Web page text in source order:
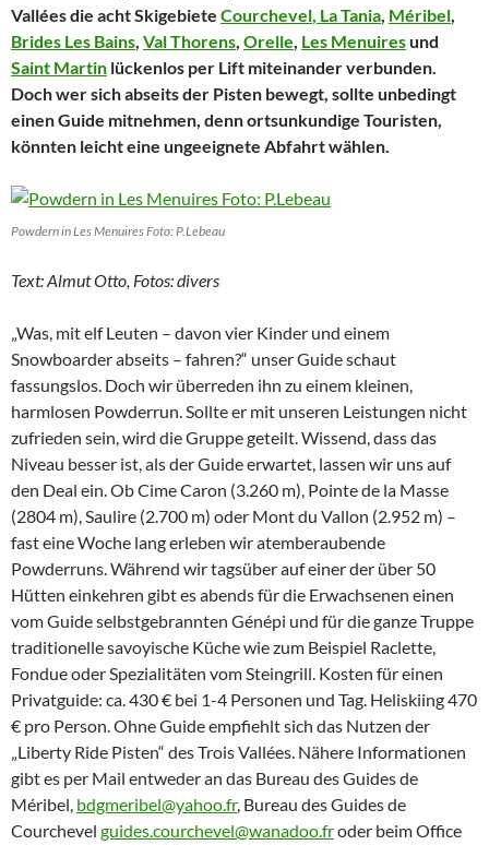
Vallées die acht Skigebiete Courchevel, La Tania, Méribel,
Brides Les Bains, Val Thorens, Orelle, Les Menuiresund
Saint Martin lückenlos per Lift miteinander verbunden.
Doch wer sich abseits der Pisten bewegt, sollte unbedingt
einen Guide mitnehmen, denn ortsunkundige Touristen,
könnten leicht eine ungeeignete Abfahrt wählen.
Powdern in Les Menuires Foto: P.Lebeau
Text: Almut Otto, Fotos: divers
„Was, mit elf Leuten – davon vier Kinder und einem
Snowboarder abseits – fahren?“ unser Guide schaut
fassungslos. Doch wir überreden ihn zu einem kleinen,
harmlosen Powderrun. Sollte er mit unseren Leistungen nicht
zufrieden sein, wird die Gruppe geteilt. Wissend, dass das
Niveau besser ist, als der Guide erwartet, lassen wir uns auf
den Deal ein. Ob Cime Caron (3.260 m), Pointe de la Masse
(2804 m), Saulire (2.700 m) oder Mont du Vallon (2.952 m) –
fast eine Woche lang erleben wir atemberaubende
Powderruns. Während wir tagsüber auf einer der über 50
Hütten einkehren gibt es abends für die Erwachsenen einen
vom Guide selbstgebrannten Génépi und für die ganze Truppe
traditionelle savoyische Küche wie zum Beispiel Raclette,
Fondue oder Spezialitäten vom Steingrill. Kosten für einen
Privatguide: ca. 430 € bei 1-4 Personen und Tag. Heliskiing 470
€ pro Person. Ohne Guide empfiehlt sich das Nutzen der
„Liberty Ride Pisten“ des Trois Vallées. Nähere Informationen
gibt es per Mail entweder an das Bureau des Guides de
Méribel, bdgmeribel@yahoo.fr, Bureau des Guides de
Courchevel guides.courchevel@wanadoo.froder beim Office